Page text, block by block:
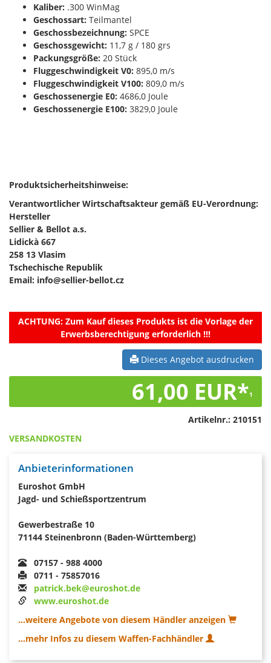
Kaliber: .300 WinMag
Geschossart: Teilmantel
Geschossbezeichnung: SPCE
Geschossgewicht: 11,7 g / 180 grs
Packungsgröße: 20 Stück
Fluggeschwindigkeit V0: 895,0 m/s
Fluggeschwindigkeit V100: 809,0 m/s
Geschossenergie E0: 4686,0 Joule
Geschossenergie E100: 3829,0 Joule
Produktsicherheitshinweise:
Verantwortlicher Wirtschaftsakteur gemäß EU-Verordnung:
Hersteller
Sellier & Bellot a.s.
Lidickà 667
258 13 Vlasim
Tschechische Republik
Email: info@sellier-bellot.cz
ACHTUNG: Zum Kauf dieses Produkts ist die Vorlage der
Erwerbsberechtigung erforderlich !!!
Dieses Angebot ausdrucken
61,00 EUR*1
Artikelnr.: 210151
VERSANDKOSTEN
Anbieterinformationen
Euroshot GmbH
Jagd- und Schießsportzentrum
Gewerbestraße 10
71144 Steinenbronn (Baden-Württemberg)
07157 - 988 4000
0711 - 75857016
patrick.bek@euroshot.de
www.euroshot.de
...weitere Angebote von diesem Händler anzeigen
...mehr Infos zu diesem Waffen-Fachhändler